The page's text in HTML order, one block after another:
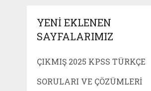
YENI EKLENEN
SAYFALARIMIZ
ÇIKMIŞ 2025 KPSS TÜRKÇE
SORULARI VE ÇÖZÜMLERI